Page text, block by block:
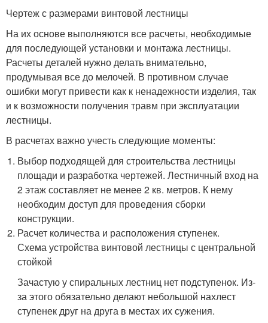
Чертеж с размерами винтовой лестницы
На их основе выполняются все расчеты, необходимые
для последующей установки и монтажа лестницы.
Расчеты деталей нужно делать внимательно,
продумывая все до мелочей. В противном случае
ошибки могут привести как к ненадежности изделия, так
и к возможности получения травм при эксплуатации
лестницы.
В расчетах важно учесть следующие моменты:
Выбор подходящей для строительства лестницы
площади и разработка чертежей. Лестничный вход на
2 этаж составляет не менее 2 кв. метров. К нему
необходим доступ для проведения сборки
конструкции.
Расчет количества и расположения ступенек.
Схема устройства винтовой лестницы с центральной
стойкой
Зачастую у спиральных лестниц нет подступенок. Из-
за этого обязательно делают небольшой нахлест
ступенек друг на друга в местах их сужения.